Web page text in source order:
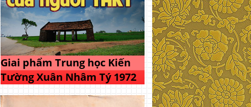
Giai phẩm Trung học Kiến
Tường Xuân Nhâm Tý 1972